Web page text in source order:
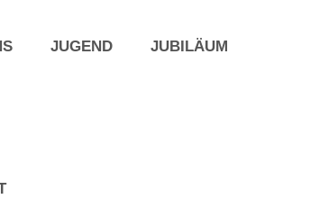
JUGEND JUBILÄUM